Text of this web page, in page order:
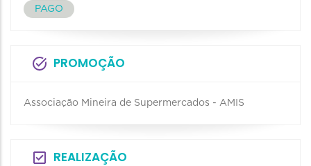
PAGO
PROMOÇÃO
Associação Mineira de Supermercados - AMIS
REALIZAÇÃO